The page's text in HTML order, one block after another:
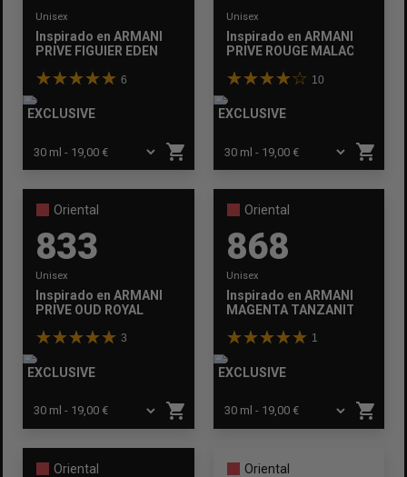
Unisex
Inspirado en ARMANI
PRIVE FIGUIER EDEN
6
EXCLUSIVE
shopping_cart
Unisex
Inspirado en ARMANI
PRIVE ROUGE MALACHITE
10
EXCLUSIVE
shopping_cart
Oriental
833
Unisex
Inspirado en ARMANI
PRIVE OUD ROYAL
3
EXCLUSIVE
shopping_cart
Oriental
868
Unisex
Inspirado en ARMANI
MAGENTA TANZANITE
1
EXCLUSIVE
shopping_cart
Oriental Oriental